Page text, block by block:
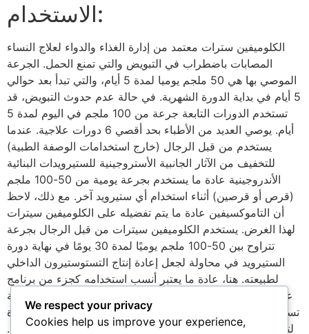
الاستخدام:
الكلوميفين سترات معتمد من إدارة الغذاء والدواء لعلاج النساء
المصابات باضطراب في التبويض والتي تمنع الحمل. الجرعة
الموصي بها هي 50 ملجم يوميا لمدة 5 أيام، والتي تبدأ بعد حوالي
5 أيام في بداية الدورة الشهرية. في حالة عدم حدوث التبويض، قد
تستخدم الدورات التابعة جرعة من 100 ملجم في اليوم لمدة 5
أيام. يوصي العديد من الأطباء بحد أقصي 6 دورات علاجية. عندما
يستخدم من قبل الرجال (خارج استخدامات الوصفة الطبية)
للتخفيف من الآثار الجانبية الأستروجينية للستيرويدات البنائية
الأندروجينية عادة ما يستخدم بجرعة يومية من 50-100 ملجم
(قرص أو قرصين) أثناء استخدام أي ستيرويد آخر. مع ذلك، لاحظ
أن التاموكسيفين عادة ما يتم تفضيله على الكلوميفين سيترات
لهذا الغرض. يستخدم الكلوميفين سيترات من قبل الرجال بجرعة
تتراوح بين 50-100 ملجم يوميًا لمدة 30 يومًا في نهاية دورة
الستيرويد في محاولة لجعل إعادة إنتاج التستوستيرون الداخلي
لطبيعته. هنا، عادة ما يعتبر أنسب استخدامه كجزء من برنامج
متعدد المكونات لمرحلة ما بعد الدورة العلاجية (انظر PCT: علاج
ما بعد الدورة). تستخدم لاعبات الرياضة أحيانًا الكلوميفين سيترات
لتقليل النشاط الأستروجيني عند الاقتراب من أوقات المنافسات.
We respect your privacy
Cookies help us improve your experience,